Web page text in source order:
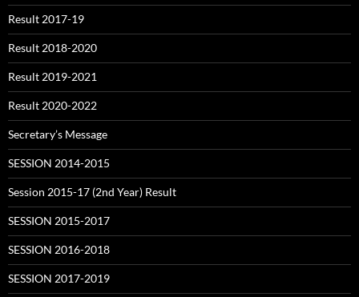
Result 2017-19
Result 2018-2020
Result 2019-2021
Result 2020-2022
Secretary’s Message
SESSION 2014-2015
Session 2015-17 (2nd Year) Result
SESSION 2015-2017
SESSION 2016-2018
SESSION 2017-2019